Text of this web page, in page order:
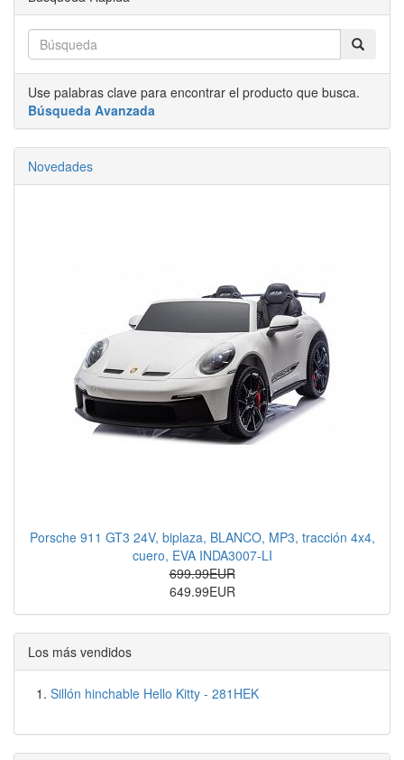
Use palabras clave para encontrar el producto que busca.
Búsqueda Avanzada
Novedades
Porsche 911 GT3 24V, biplaza, BLANCO, MP3, tracción 4x4,
cuero, EVA INDA3007-LI
699.99EUR
649.99EUR
Los más vendidos
Sillón hinchable Hello Kitty - 281HEK